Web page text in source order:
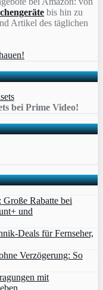
bis hin zu
Artikel des täglichen
bei Prime Video!
Rabatte bei
und
Deals für Fernseher,
Verzögerung: So
mit